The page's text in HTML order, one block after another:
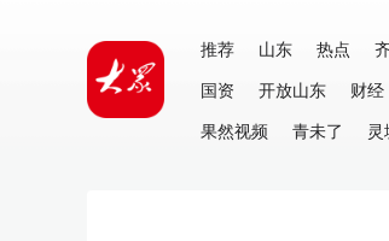
推荐 山东 热点
国资
开放山东 财经
果然视频
青未了 灵